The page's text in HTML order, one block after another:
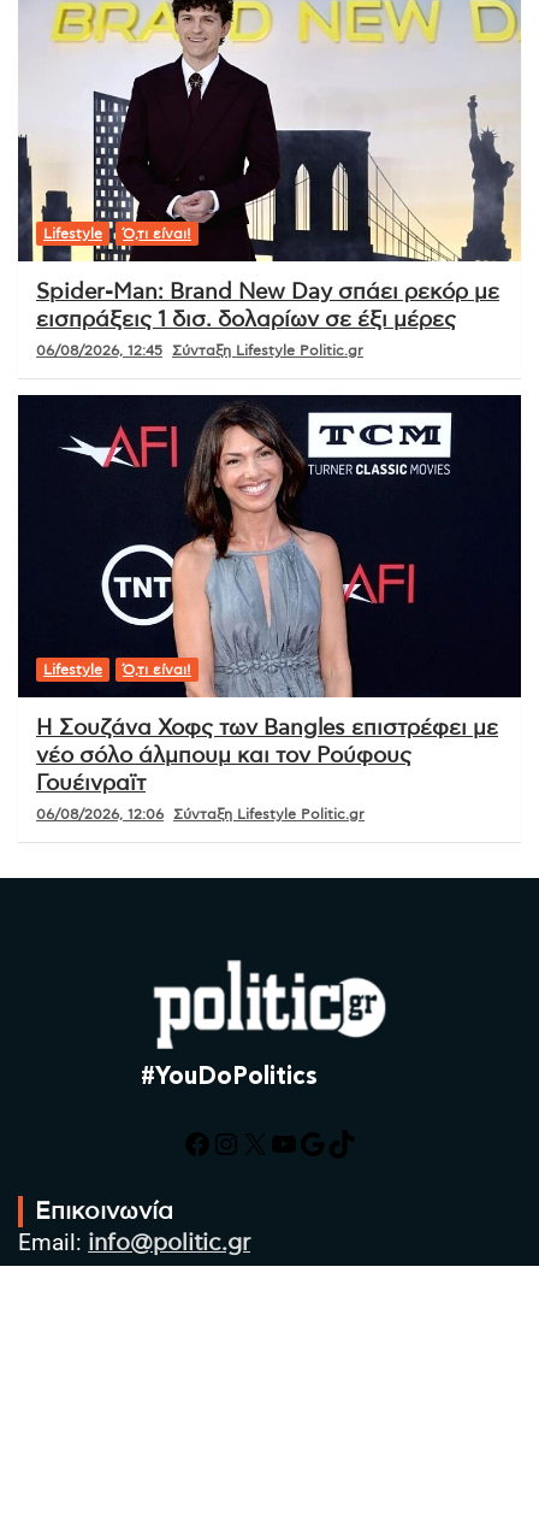
Lifestyle Ό,τι είναι!
Spider-Man: Brand New Day σπάει ρεκόρ με
εισπράξεις 1 δισ. δολαρίων σε έξι μέρες
06/08/2026, 12:45 Σύνταξη Lifestyle Politic.gr
Lifestyle Ό,τι είναι!
Η Σουζάνα Χοφς των Bangles επιστρέφει με
νέο σόλο άλμπουμ και τον Ρούφους
Γουέινραϊτ
06/08/2026, 12:06 Σύνταξη Lifestyle Politic.gr
#YouDoPolitics
Facebook
Instagram
X YouTube
Google
TikTok
Επικοινωνία
Email: info@politic.gr
Τηλ: